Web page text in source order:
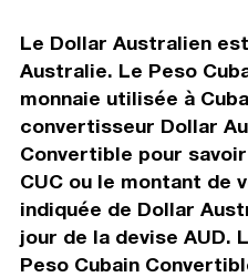
Le Dollar Australien
Australie. Le Peso
monnaie utilisée à
convertisseur Dollar
Convertible pour
CUC ou le montant de
indiquée de Dollar
jour de la devise AUD.
Peso Cubain